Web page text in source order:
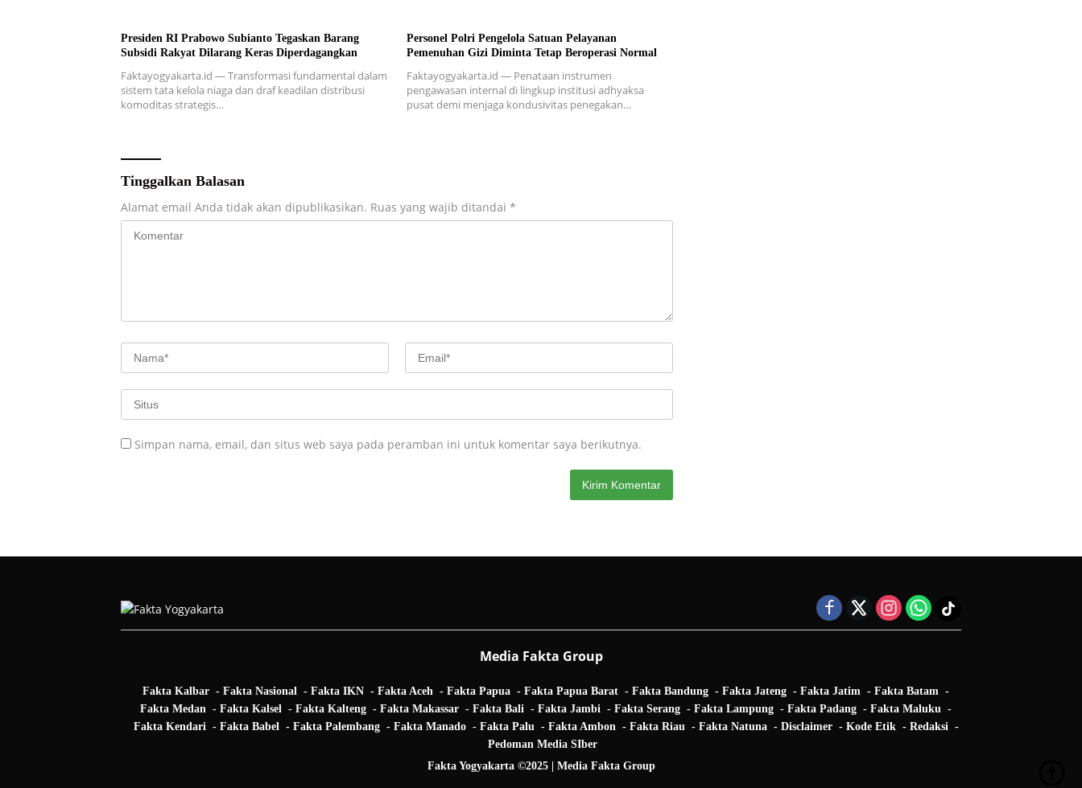
Presiden RI Prabowo Subianto Tegaskan Barang
Subsidi Rakyat Dilarang Keras Diperdagangkan
Faktayogyakarta.id — Transformasi fundamental dalam
sistem tata kelola niaga dan draf keadilan distribusi
komoditas strategis…
Personel Polri Pengelola Satuan Pelayanan
Pemenuhan Gizi Diminta Tetap Beroperasi Normal
Faktayogyakarta.id — Penataan instrumen
pengawasan internal di lingkup institusi adhyaksa
pusat demi menjaga kondusivitas penegakan…
Tinggalkan Balasan
Alamat email Anda tidak akan dipublikasikan. Ruas yang wajib ditandai *
Simpan nama, email, dan situs web saya pada peramban ini untuk komentar saya berikutnya.
Media Fakta Group
Fakta Kalbar Fakta Nasional Fakta IKN Fakta Aceh Fakta Papua Fakta Papua Barat Fakta Bandung Fakta Jateng Fakta Jatim
Fakta Batam
Fakta Medan
Fakta Kalsel Fakta Kalteng Fakta Makassar Fakta Bali Fakta Jambi Fakta Serang Fakta Lampung Fakta Padang
Fakta Maluku
Fakta Kendari
Fakta Babel Fakta Palembang Fakta Manado Fakta Palu Fakta Ambon Fakta Riau Fakta Natuna Disclaimer Kode Etik
Redaksi
Pedoman Media SIber
Fakta Yogyakarta ©2025 | Media Fakta Group